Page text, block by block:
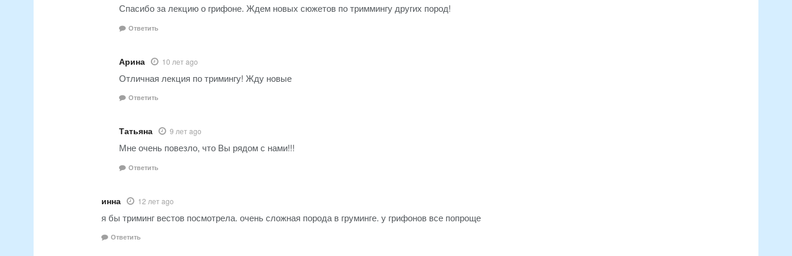
Спасибо за лекцию о грифоне. Ждем новых сюжетов по триммингу других пород!
Ответить
Арина 10 лет ago
Отличная лекция по тримингу! Жду новые
Ответить
Татьяна 9 лет ago
Мне очень повезло, что Вы рядом с нами!!!
Ответить
инна 12 лет ago
я бы триминг вестов посмотрела. очень сложная порода в груминге. у грифонов все попроще
Ответить